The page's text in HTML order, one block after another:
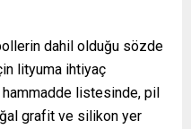
dahil olduğu sözde
lityuma ihtiyaç
hammadde listesinde, pil
grafit ve silikon yer